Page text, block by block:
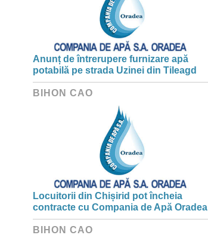
Anunț de întrerupere furnizare apă
potabilă pe strada Uzinei din Tileagd
BIHON CAO
Locuitorii din Chișirid pot încheia
contracte cu Compania de Apă Oradea
BIHON CAO